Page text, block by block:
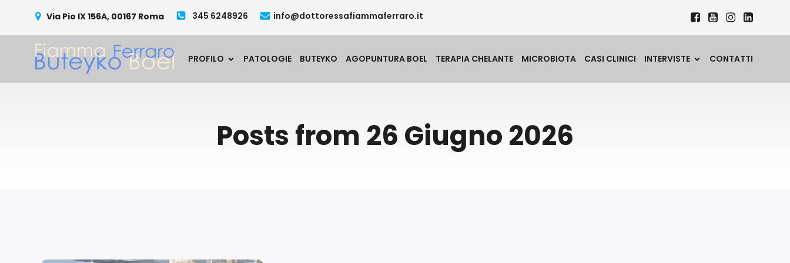
Via Pio IX 156A, 00167 Roma 345 6248926 info@dottoressafiammaferraro.it
PROFILO PATOLOGIE BUTEYKO AGOPUNTURA BOEL TERAPIA CHELANTE MICROBIOTA CASI CLINICI INTERVISTE CONTATTI
Posts from 26 Giugno 2026